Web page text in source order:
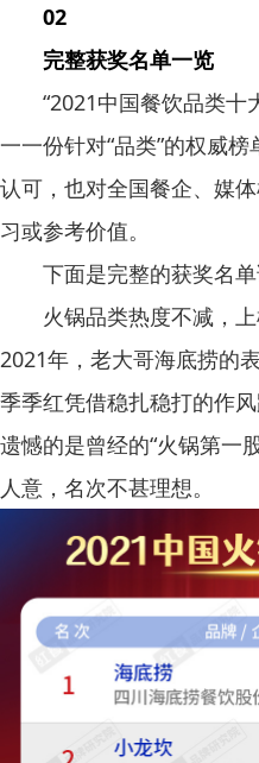
02
完整获奖名单一览
“2021中国餐饮品类十
一一份针对“品类”的权威
认可，也对全国餐企、媒
习或参考价值。
下面是完整的获奖名单
火锅品类热度不减，
2021年，老大哥海底捞的
季季红凭借稳扎稳打的作
遗憾的是曾经的“火锅第一
人意，名次不甚理想。